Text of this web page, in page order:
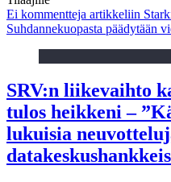
Ei kommentteja artikkeliin
Suhdannekuopasta päädytään
SRV:n liikevaihto
tulos heikkeni –
lukuisia